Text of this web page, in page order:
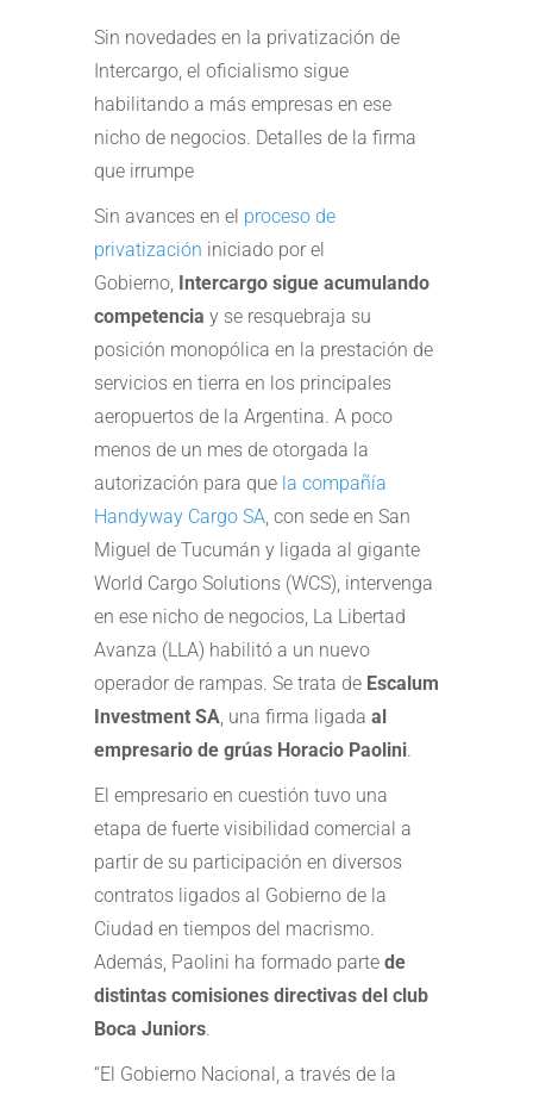
Sin novedades en la privatización de
Intercargo, el oficialismo sigue
habilitando a más empresas en ese
nicho de negocios. Detalles de la firma
que irrumpe
Sin avances en el proceso de
privatización iniciado por el
Gobierno, Intercargo sigue acumulando
competencia y se resquebraja su
posición monopólica en la prestación de
servicios en tierra en los principales
aeropuertos de la Argentina. A poco
menos de un mes de otorgada la
autorización para que la compañía
Handyway Cargo SA, con sede en San
Miguel de Tucumán y ligada al gigante
World Cargo Solutions (WCS), intervenga
en ese nicho de negocios, La Libertad
Avanza (LLA) habilitó a un nuevo
operador de rampas. Se trata de Escalum
Investment SA, una firma ligada al
empresario de grúas Horacio Paolini.
El empresario en cuestión tuvo una
etapa de fuerte visibilidad comercial a
partir de su participación en diversos
contratos ligados al Gobierno de la
Ciudad en tiempos del macrismo.
Además, Paolini ha formado parte de
distintas comisiones directivas del club
Boca Juniors.
“El Gobierno Nacional, a través de la